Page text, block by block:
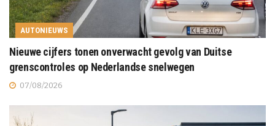
AUTONIEUWS
Nieuwe cijfers tonen onverwacht gevolg van Duitse
grenscontroles op Nederlandse snelwegen
07/08/2026